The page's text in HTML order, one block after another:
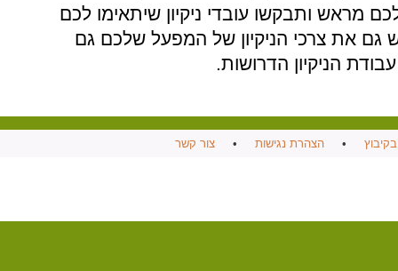
מראש ותבקשו עובדי ניקיון שיתאימו לכם
גם את צרכי הניקיון של המפעל שלכם גם
הניקיון הדרושות.
•הצהרת נגישות •צור קשר